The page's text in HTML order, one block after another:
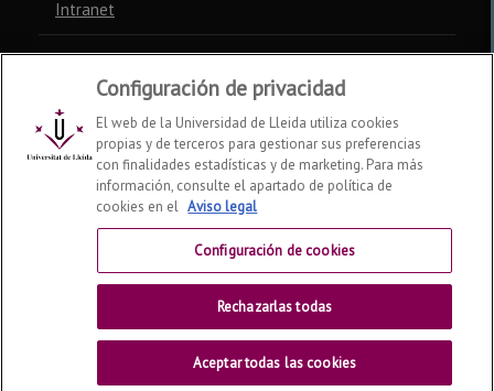
Intranet
Aviso legal
Accesibilidad
Somos miembros de:
REBIUN CRUE
Redes sociales
Configuración de privacidad
El web de la Universidad de Lleida utiliza cookies
propias y de terceros para gestionar sus preferencias
con finalidades estadísticas y de marketing. Para más
información, consulte el apartado de política de
cookies en el Aviso legal
Configuración de cookies
Rechazarlas todas
Aceptar todas las cookies